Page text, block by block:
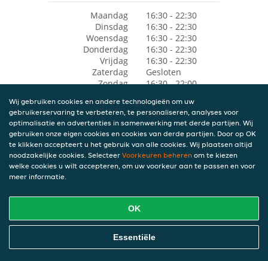
Maandag
16:30 - 22:30
Dinsdag
16:30 - 22:30
Woensdag
16:30 - 22:30
Donderdag
16:30 - 22:30
Vrijdag
16:30 - 22:30
Zaterdag
Gesloten
Zondag
16:30 - 22:00
Wij gebruiken cookies en andere technologieën om uw
gebruikerservaring te verbeteren, te personaliseren, analyses voor
optimalisatie en advertenties in samenwerking met derde partijen. Wij
gebruiken onze eigen cookies en cookies van derde partijen. Door op OK
te klikken accepteert u het gebruik van alle cookies. Wij plaatsen altijd
noodzakelijke cookies. Selecteer Voorkeuren beheren om te kiezen
welke cookies u wilt accepteren, om uw voorkeur aan te passen en voor
meer informatie.
OK
Essentiële